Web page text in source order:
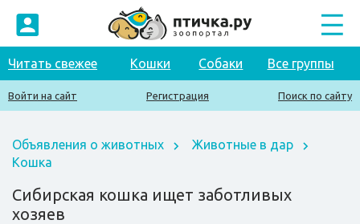
Читать свежее Кошки Собаки Все группы
Войти на сайт Регистрация Поиск по сайту
Объявления о животных
Животные в дар
Кошка
Сибирская кошка ищет заботливых
хозяев